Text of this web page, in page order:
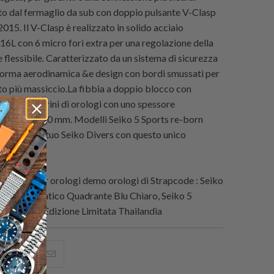
dal fermaglio da sub con doppio pulsante V-Clasp
Il V-Clasp è realizzato in solido acciaio
con 6 micro fori extra per una regolazione della
flessibile. Caratterizzato da un sistema di sicurezza
aerodinamica &e design con bordi smussati per
più massiccio.La fibbia a doppio blocco con
per cinturini di orologi con uno spessore
di 4,0 - 5,0 mm. Modelli Seiko 5 Sports re-born
il tuo Seiko Divers con questo unico
per orologi demo orologi di Strapcode : Seiko
Automatico Quadrante Blu Chiaro, Seiko 5
Gundam Edizione Limitata Thailandia
Condividi
questo